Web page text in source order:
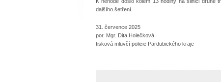
dalšího šetření.
31. července 2025
por. Mgr. Dita Holečková
tisková mluvčí policie Pardubického kraje